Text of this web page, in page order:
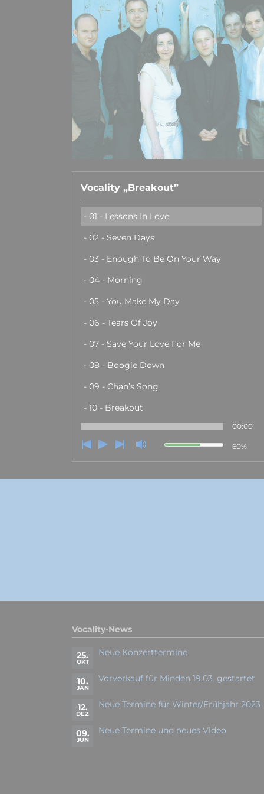
Vocality „Breakout”
- 01 - Lessons In Love
- 02 - Seven Days
- 03 - Enough To Be On Your Way
- 04 - Morning
- 05 - You Make My Day
- 06 - Tears Of Joy
- 07 - Save Your Love For Me
- 08 - Boogie Down
- 09 - Chan’s Song
- 10 - Breakout
00:00
60%
Vocality-News
25.
OKT
Neue Konzerttermine
10.
JAN
Vorverkauf für Minden 19.03. gestartet
12.
DEZ
Neue Termine für Winter/Frühjahr 2023
09.
JUN
Neue Termine und neues Video